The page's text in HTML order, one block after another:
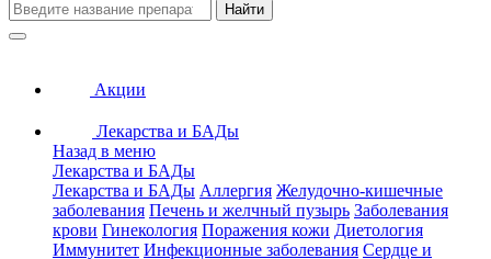
Найти
Акции
Лекарства и БАДы
Назад в меню
Лекарства и БАДы
Лекарства и БАДы Аллергия Желудочно-кишечные
заболевания Печень и желчный пузырь Заболевания
крови Гинекология Поражения кожи Диетология
Иммунитет Инфекционные заболевания Сердце и